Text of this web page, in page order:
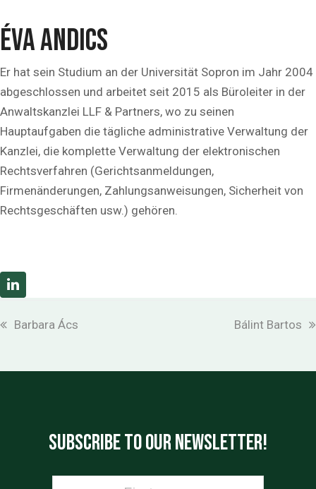
Éva Andics
Er hat sein Studium an der Universität Sopron im Jahr 2004
abgeschlossen und arbeitet seit 2015 als Büroleiter in der
Anwaltskanzlei LLF & Partners, wo zu seinen
Hauptaufgaben die tägliche administrative Verwaltung der
Kanzlei, die komplette Verwaltung der elektronischen
Rechtsverfahren (Gerichtsanmeldungen,
Firmenänderungen, Zahlungsanweisungen, Sicherheit von
Rechtsgeschäften usw.) gehören.
Linkedin
vorheriger
Barbara Ács
Nächster
Bálint Bartos
SUBSCRIBE TO OUR NEWSLETTER!